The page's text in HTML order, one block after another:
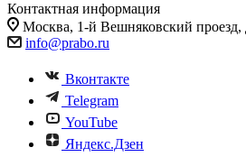
Контактная информация
Москва, 1-й Вешняковский проезд,
info@prabo.ru
Вконтакте
Telegram
YouTube
Яндекс.Дзен